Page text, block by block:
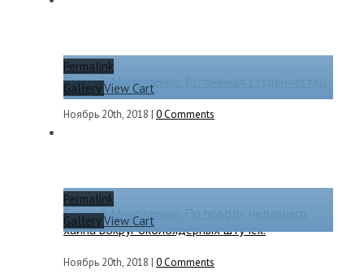
Permalink
GalleryView Cart
Евгений Михайленко. Вспоминая студенчество.
Ноябрь 20th, 2018 | 0 Comments
Permalink
GalleryView Cart
Евгений Михайленко. По поводу недавнего
хайпа вокруг околоядерных штучек.
Ноябрь 20th, 2018 | 0 Comments